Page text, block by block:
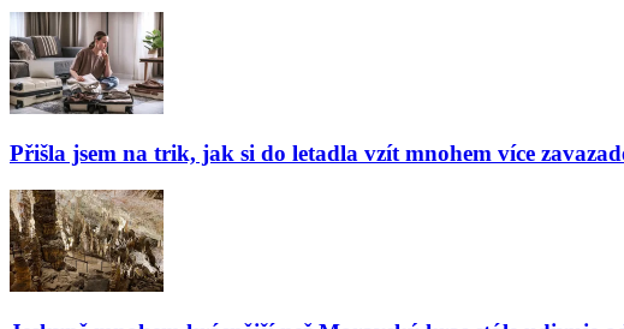
Přišla jsem na trik, jak si do letadla vzít mnohem více